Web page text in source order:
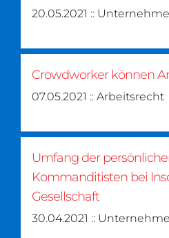
20.05.2021 ::
Crowdworker können
07.05.2021 :: Arbeitsrecht
Umfang der
Kommanditisten bei
Gesellschaft
30.04.2021 ::